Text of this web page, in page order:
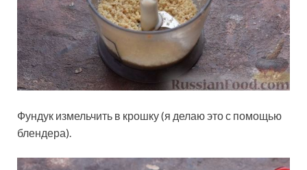
Фундук измельчить в крошку (я делаю это с помощью
блендера).